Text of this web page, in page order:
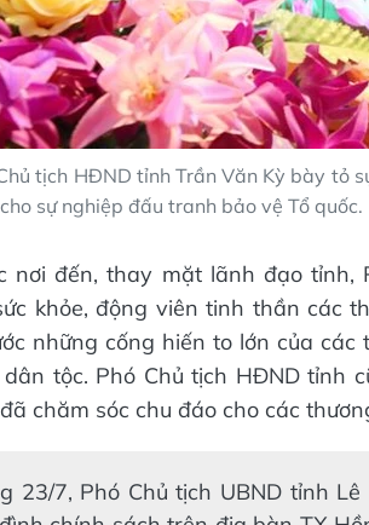
tịch HĐND tỉnh Trần Văn Kỳ bày tỏ
sự nghiệp đấu tranh bảo vệ Tổ quốc.
nơi đến, thay mặt lãnh đạo
khỏe, động viên tinh thần các
những cống hiến to lớn của
tộc. Phó Chủ tịch HĐND tỉnh
chăm sóc chu đáo cho các
23/7, Phó Chủ tịch UBND tỉnh